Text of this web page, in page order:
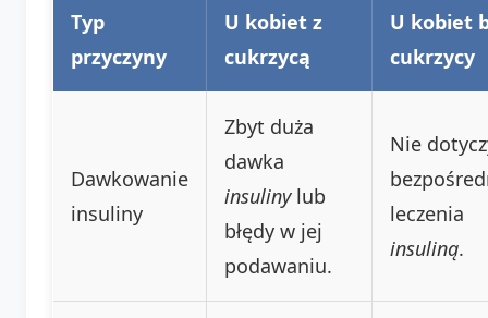
Typ
przyczyny
U kobiet z
cukrzycą
U kobiet
cukrzycy
Dawkowanie
insuliny
Zbyt duża
dawka
insulinylub
błędy w jej
podawaniu.
Nie
leczenia
insuliną.